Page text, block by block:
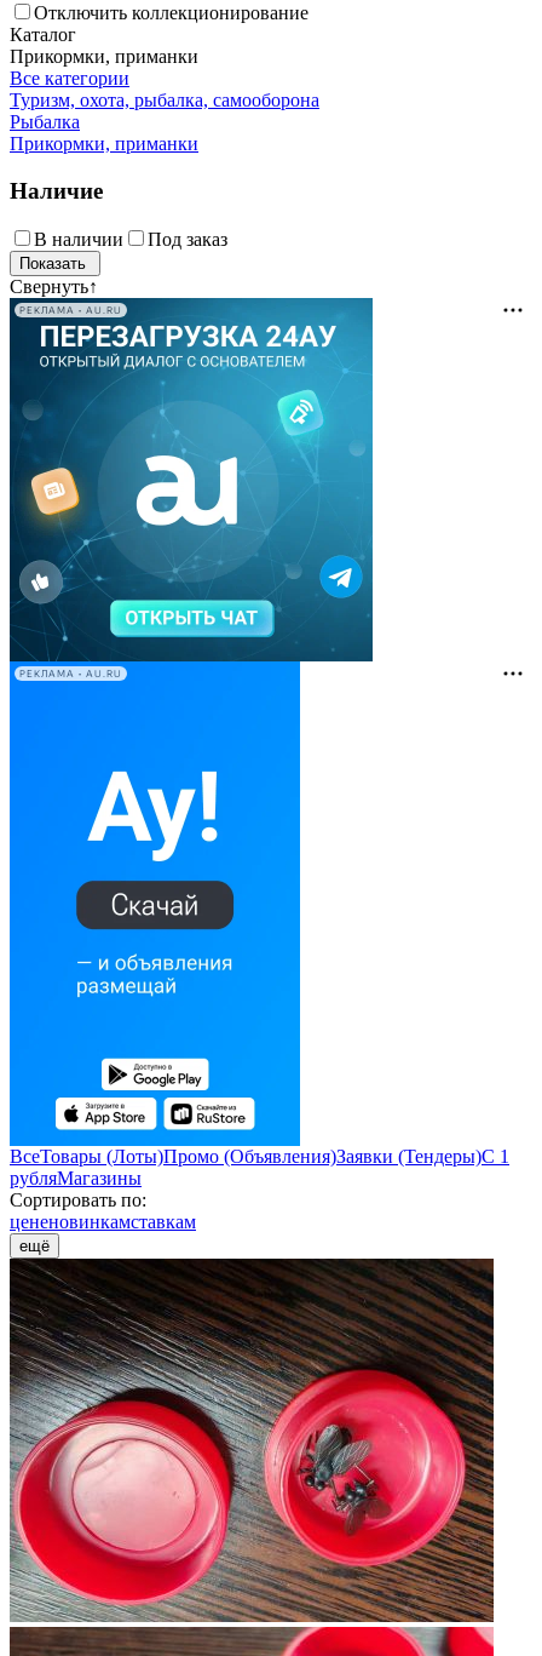
Отключить коллекционирование
Каталог
Прикормки, приманки
Все категории
Туризм, охота, рыбалка, самооборона
Рыбалка
Прикормки, приманки
Наличие
В наличии Под заказ
Свернуть↑
РЕКЛАМА • AU.RU
РЕКЛАМА • AU.RU
ВсеТовары (Лоты)Промо (Объявления)Заявки (Тендеры)С 1
рубляМагазины
Сортировать по:
цененовинкамставкам
ещё